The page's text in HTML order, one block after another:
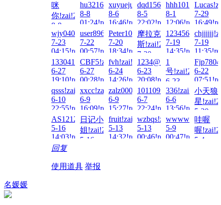
咪
你!zai!2026-
8-8
13:17!read!
hu321644451!zai!2026-
8-8
01:24!read!
xuyuejun!zai!2026-
8-6
16:46!read!
8-5
22:02!read!
8-1
12:06!read!
7-29
wjy040823!zai!2026-
7-23
04:15!read!
user8963!zai!2026-
7-22
00:57!read!
Peter100713!zai!2026-
7-20
18:34!read!
摩拉克
斯!zai!2026-
7-20
11:47!read!
7-19
14:35!read!
7-19
133041497007!zai!2026-
6-27
19:10!read!
CBF5!zai!2026-
6-27
00:28!read!
fvh!zai!2026-
6-24
14:26!read!
1234@56!zai!2026-
6-23
20:08!read!
1
号!zai!2026-
6-23
13:31!read!
6-22
qsss!zai!2026-
6-10
22:55!read!
xxcc!zai!2026-
6-9
16:09!read!
zalz000!zai!2026-
6-9
15:27!read!
101109tt!zai!2026-
6-7
22:24!read!
336!zai!2026-
6-6
13:56!read!
小天狼
星
5-30
AS1212!zai!2026-
5-16
14:03!read!
日记小
姐!zai!2026-
5-16
fruit!zai!2026-
5-13
14:32!read!
wzbqs!zai!2026-
5-13
00:46!read!
5-9
00:47!read!
哇喔
喔
5-4
回复
使用道具 举报
名媛媛